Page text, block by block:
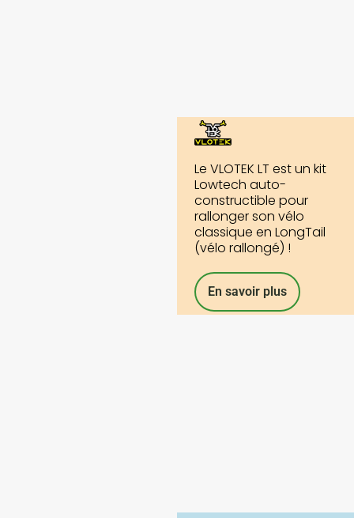
Le VLOTEK LT est un kit
Lowtech auto-
constructible pour
rallonger son vélo
classique en LongTail
(vélo rallongé) !
En savoir plus